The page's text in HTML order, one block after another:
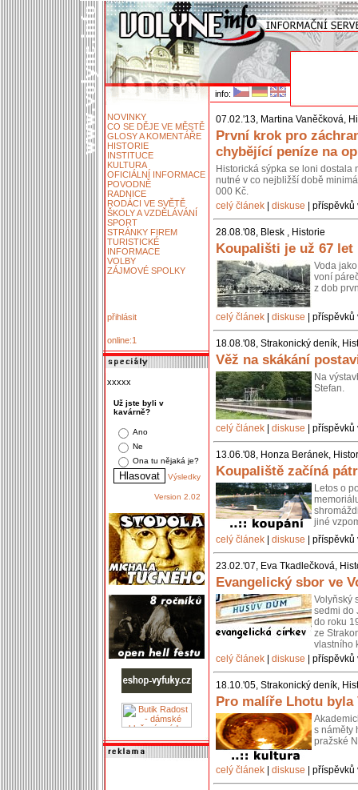
info:
NOVINKY
CO SE DĚJE VE MĚSTĚ
GLOSY A KOMENTÁŘE
HISTORIE
INSTITUCE
KULTURA
OFICIÁLNÍ INFORMACE
POVODNĚ
RADNICE
RODÁCI VE SVĚTĚ
ŠKOLY A VZDĚLÁVÁNÍ
SPORT
STRÁNKY FIREM
TURISTICKÉ
INFORMACE
VOLBY
ZÁJMOVÉ SPOLKY
přihlásit
online:1
xxxxx
Už jste byli v
kavárně?
Ano
Ne
Ona tu nějaká je?
Výsledky
Version 2.02
07.02.'13, Martina Vaněčková,
První krok pro
chybějící peníze na
Historická sýpka se loni
nutné v co nejbližší době
000 Kč.
celý článek
diskuse |
28.08.'08, Blesk , Historie
Koupališti je už 67 let
Voda
voní
z dob
celý článek diskuse |
18.08.'08, Strakonický deník,
Věž na skákání
Na
Stefan.
celý článek diskuse |
13.06.'08, Honza Beránek,
Koupaliště začíná
Letos o
jiné
celý článek
diskuse |
23.02.'07, Eva Tkadlečková,
Evangelický sbor ve
Volyňský
sedmi do
do roku
ze
vlastního
celý článek
diskuse |
18.10.'05, Strakonický deník,
Pro malíře Lhotu
s náměty
pražské
celý článek diskuse |